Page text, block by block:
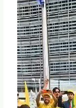
Video
Player